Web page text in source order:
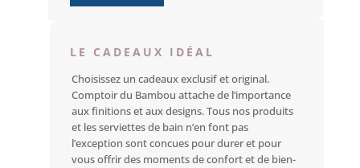
LE CADEAUX IDÉAL
Choisissez un cadeaux exclusif et original.
Comptoir du Bambou attache de l’importance
aux finitions et aux designs. Tous nos produits
et les serviettes de bain n’en font pas
l’exception sont concues pour durer et pour
vous offrir des moments de confort et de bien-